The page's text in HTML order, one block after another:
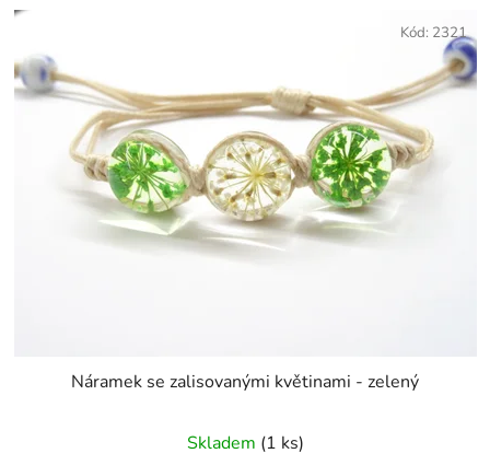
Náramek se zalisovanými květinami - zelený
Skladem (1 ks)
Kód: 2321